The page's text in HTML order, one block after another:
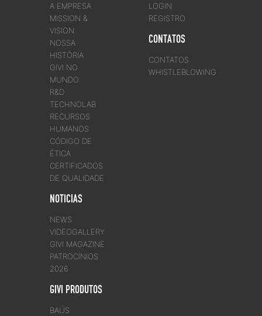
A EMPRESA
MISSION &
VISION
NOSSA
HISTÓRIA
GIVI NO
MUNDO
R&D
TECHNOLAB
RECURSOS
HUMANOS
CÓDIGO DE
ÉTICA
CERTIFICADOS
DE QUALIDADE
NOTICIAS
NEWS
VIDEOGALLERY
GIVI MAGAZINE
PATROCÍNIOS
2026
GIVI PRODUTOS
BAÚS
LOGIN
REGISTRO
CONTATOS
CONTATOS
WHISTLEBLOWING